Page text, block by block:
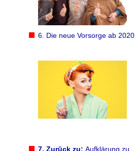
6. Die neue Vorsorge ab 2020
7. Zurück zu: Aufklärung zu